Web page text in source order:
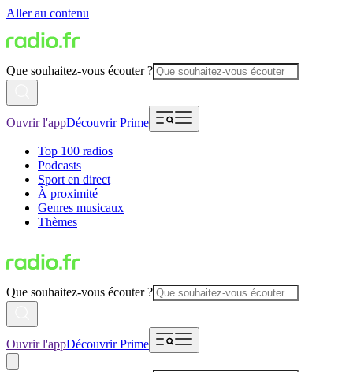
Aller au contenu
Que souhaitez-vous écouter ?
Ouvrir l'appDécouvrir Prime
Top 100 radios
Podcasts
Sport en direct
À proximité
Genres musicaux
Thèmes
Que souhaitez-vous écouter ?
Ouvrir l'appDécouvrir Prime